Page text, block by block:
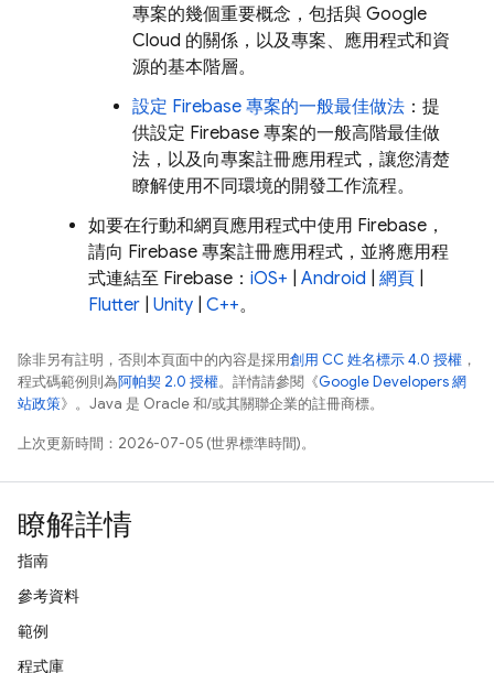
專案的幾個重要概念，包括與 Google
Cloud 的關係，以及專案、應用程式和資
源的基本階層。
設定 Firebase 專案的一般最佳做法 ：提
供設定 Firebase 專案的一般高階最佳做
法，以及向專案註冊應用程式，讓您清楚
瞭解使用不同環境的開發工作流程。
如要在行動和網頁應用程式中使用 Firebase，
請向 Firebase 專案註冊應用程式，並將應用程
式連結至 Firebase： iOS+ Android 網頁
Flutter Unity C++。
除非另有註明，否則本頁面中的內容是採用創用 CC 姓名標示 4.0 授權 ，
程式碼範例則為阿帕契 2.0 授權。詳情請參閱《Google Developers 網
站政策》。Java 是 Oracle 和/或其關聯企業的註冊商標。
上次更新時間：2026-07-05 (世界標準時間)。
瞭解詳情
指南
參考資料
範例
程式庫